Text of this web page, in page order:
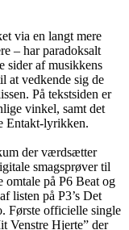
via en langt mere
– har paradoksalt
sider af musikkens
at vedkende sig de
På tekstsiden er
vinkel, samt det
Entakt-lyrikken.
der værdsætter
smagsprøver til
omtale på P6 Beat og
listen på P3’s Det
Første officielle single
Venstre Hjerte” der